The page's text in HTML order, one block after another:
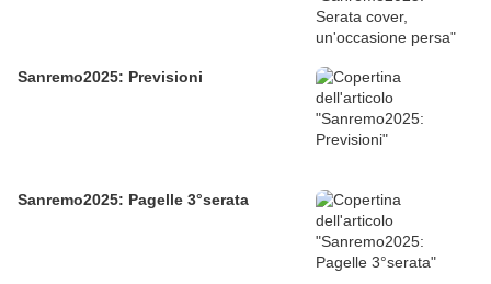
Sanremo2025: Previsioni
Sanremo2025: Pagelle 3°serata